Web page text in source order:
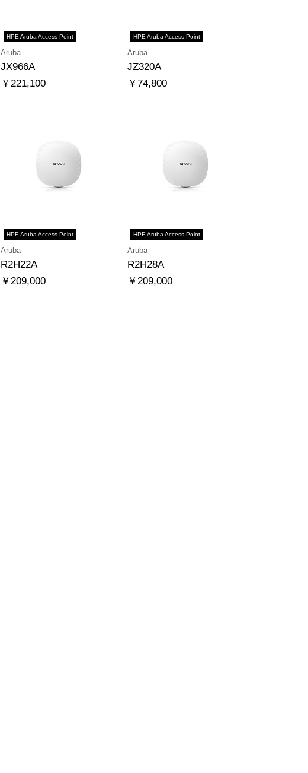
HPE Aruba Access Point
Aruba
JX966A
￥221,100
HPE Aruba Access Point
Aruba
JZ320A
￥74,800
HPE Aruba Access Point
Aruba
R2H22A
￥209,000
HPE Aruba Access Point
Aruba
R2H28A
￥209,000